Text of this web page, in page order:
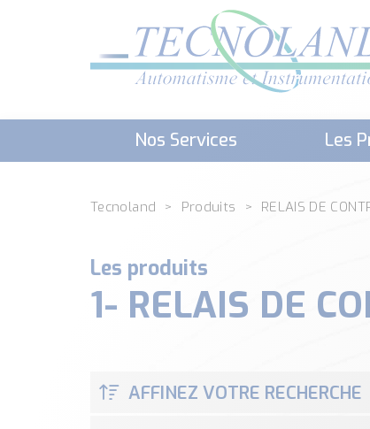
Nos Services Les
Tecnoland Produits RELAIS DE
Les produits
1- RELAIS DE
AFFINEZ VOTRE RECHERCHE